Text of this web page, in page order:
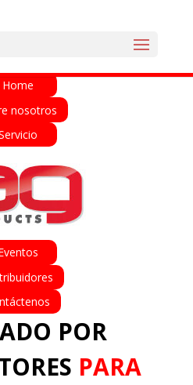
Home
nosotros
POR
PARA